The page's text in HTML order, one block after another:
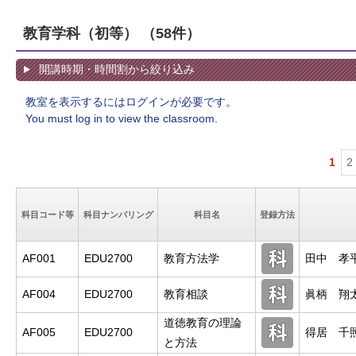
教育学科（初等） （58件）
開講時期・時間割から絞り込み
教室を表示するにはログインが必要です。
You must log in to view the classroom.
1 2
科目コード等 科目ナンバリング 科目名 登録方法
AF001 EDU2700 教育方法学 田中 孝
AF004 EDU2700 教育相談 眞柄 翔
AF005 EDU2700
道徳教育の理論
と方法
得居 千